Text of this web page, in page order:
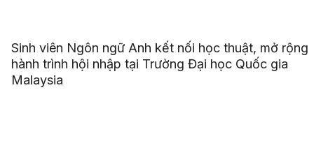
Sinh viên Ngôn ngữ Anh kết nối học thuật, mở rộng
hành trình hội nhập tại Trường Đại học Quốc gia
Malaysia